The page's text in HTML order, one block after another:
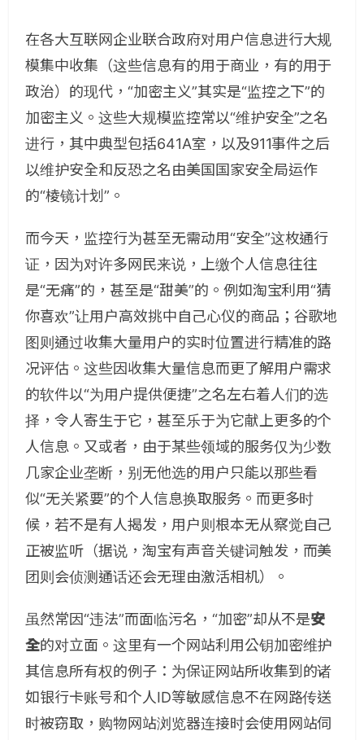
在各大互联网企业联合政府对用户信息进行大规
模集中收集（这些信息有的用于商业，有的用于
政治）的现代，“加密主义”其实是“监控之下”的
加密主义。这些大规模监控常以“维护安全”之名
进行，其中典型包括641A室，以及911事件之后
以维护安全和反恐之名由美国国家安全局运作
的“棱镜计划”。
而今天，监控行为甚至无需动用“安全”这枚通行
证，因为对许多网民来说，上缴个人信息往往
是“无痛”的，甚至是“甜美”的。例如淘宝利用“猜
你喜欢”让用户高效挑中自己心仪的商品；谷歌地
图则通过收集大量用户的实时位置进行精准的路
况评估。这些因收集大量信息而更了解用户需求
的软件以“为用户提供便捷”之名左右着人们的选
择，令人寄生于它，甚至乐于为它献上更多的个
人信息。又或者，由于某些领域的服务仅为少数
几家企业垄断，别无他选的用户只能以那些看
似“无关紧要”的个人信息换取服务。而更多时
候，若不是有人揭发，用户则根本无从察觉自己
正被监听（据说，淘宝有声音关键词触发，而美
团则会侦测通话还会无理由激活相机）。
虽然常因“违法”而面临污名，“加密”却从不是安
全的对立面。这里有一个网站利用公钥加密维护
其信息所有权的例子：为保证网站所收集到的诸
如银行卡账号和个人ID等敏感信息不在网路传送
时被窃取，购物网站浏览器连接时会使用网站伺